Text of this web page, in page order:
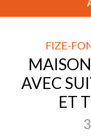
FIZE-
AVEC
ET